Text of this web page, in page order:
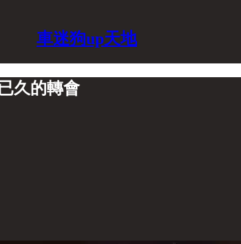
車迷狗up天地
久的轉會